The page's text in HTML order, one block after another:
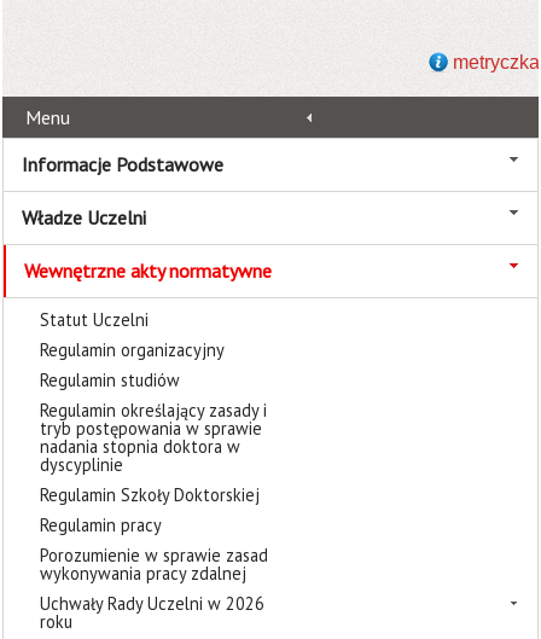
metryczka
Menu
Informacje Podstawowe
Władze Uczelni
Wewnętrzne akty normatywne
Statut Uczelni
Regulamin organizacyjny
Regulamin studiów
Regulamin określający zasady i
tryb postępowania w sprawie
nadania stopnia doktora w
dyscyplinie
Regulamin Szkoły Doktorskiej
Regulamin pracy
Porozumienie w sprawie zasad
wykonywania pracy zdalnej
Uchwały Rady Uczelni w 2026
roku